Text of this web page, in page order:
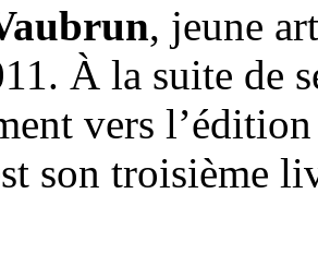
, jeune
À la suite de
vers
son troisième